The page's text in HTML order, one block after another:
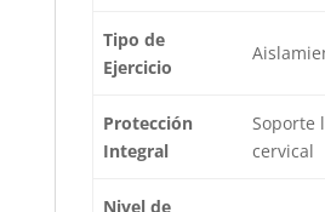
Tipo de
Ejercicio
Protección
Integral
Soporte
cervical
Nivel de